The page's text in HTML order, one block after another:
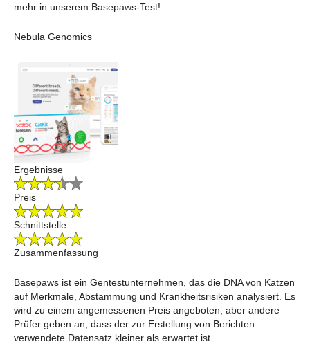
mehr in unserem Basepaws-Test!
Nebula Genomics
Ergebnisse
Preis
Schnittstelle
Zusammenfassung
Basepaws ist ein Gentestunternehmen, das die DNA von Katzen
auf Merkmale, Abstammung und Krankheitsrisiken analysiert. Es
wird zu einem angemessenen Preis angeboten, aber andere
Prüfer geben an, dass der zur Erstellung von Berichten
verwendete Datensatz kleiner als erwartet ist.